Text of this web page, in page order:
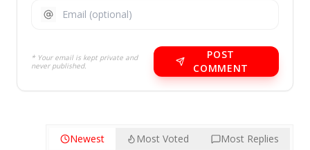
* Your email is kept private and
never published.
POST
COMMENT
Newest Most Voted Most Replies